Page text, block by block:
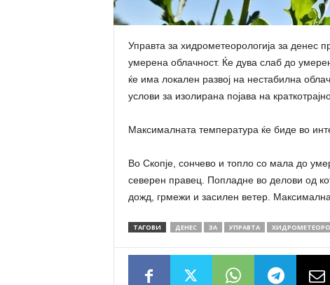
Управта за хидрометеорологија за денес
умерена облачност. Ќе дува слаб до
ќе има локален развој на нестабилна
услови за изолирана појава на
Максималната температура ќе биде во
Во Скопје, сончево и топло со мала до
северен правец. Попладне во делови од
дожд, грмежи и засилен ветер.
ТАГОВИ ДЕНЕС ЗА УПРАВТА